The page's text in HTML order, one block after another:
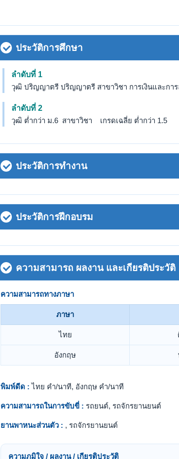
ประวัติการศึกษา
ลำดับที่ 1
วุฒิ ปริญญาตรี ปริญญาตรี สาขาวิชา การเงินและการ
ลำดับที่ 2
วุฒิ ต่ำกว่า ม.6 สาขาวิชา เกรดเฉลี่ย ต่ำกว่า 1.5
ประวัติการทำงาน
ประวัติการฝึกอบรม
ความสามารถ ผลงาน และเกียรติประวัติ
ความสามารถทางภาษา
ภาษา
ไทย
อังกฤษ
พิมพ์ดีด : ไทย คำ/นาที, อังกฤษ คำ/นาที
ความสามารถในการขับขี่ : รถยนต์, รถจักรยานยนต์
ยานพาหนะส่วนตัว : , รถจักรยานยนต์
ความภูมิใจ / ผลงาน / เกียรติประวัติ